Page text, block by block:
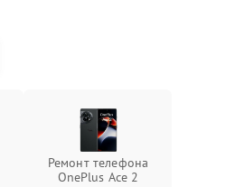
Ремонт телефона
OnePlus Ace 2